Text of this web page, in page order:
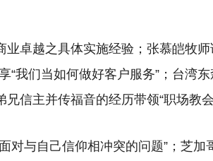
卓越之具体实施经验；张慕皑牧师
“我们当如何做好客户服务”；台湾
信主并传福音的经历带领“职场教会
对与自己信仰相冲突的问题”；芝加